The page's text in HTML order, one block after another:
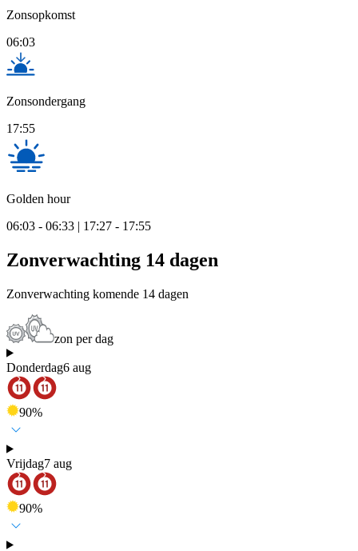
Zonsopkomst
06:03
Zonsondergang
17:55
Golden hour
06:03 - 06:33 | 17:27 - 17:55
Zonverwachting 14 dagen
Zonverwachting komende 14 dagen
zon per dag
Donderdag6 aug
90%
Vrijdag7 aug
90%